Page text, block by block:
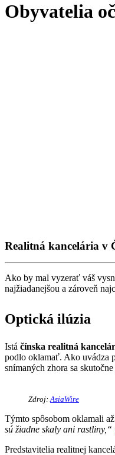
Obyvatelia
Realitná kancelária v
Ako by mal vyzerať váš
najžiadanejšou a zároveň
Optická ilúzia
Istá čínska realitná
podlo oklamať. Ako uvádza
snímaných zhora sa
Zdroj: AsiaWire
Týmto spôsobom oklamali
sú žiadne skaly ani rastliny,“
Predstavitelia realitnej